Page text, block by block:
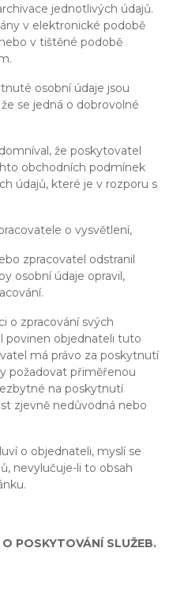
jednotlivých údajů.
v elektronické podobě
v tištěné podobě
osobní údaje jsou
se jedná o dobrovolné
že poskytovatel
obchodních podmínek
údajů, které je v rozporu s
o vysvětlení,
zpracovatel odstranil
osobní údaje opravil,
o zpracování svých
povinen objednateli tuto
má právo za poskytnutí
požadovat přiměřenou
na poskytnutí
zjevně nedůvodná nebo
o objednateli, myslí se
nevylučuje-li to obsah
POSKYTOVÁNÍ SLUŽEB.